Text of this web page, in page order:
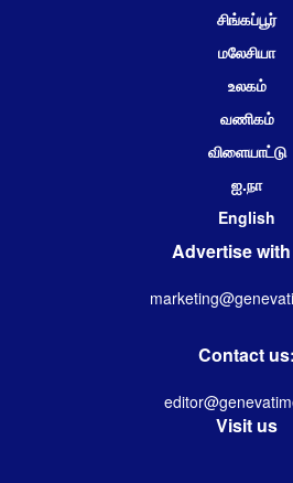
சிங்கப்பூர்
மலேசியா
உலகம்
வணிகம்
விளையாட்டு
ஐ.நா
English
Advertise
Contact us:
Visit us